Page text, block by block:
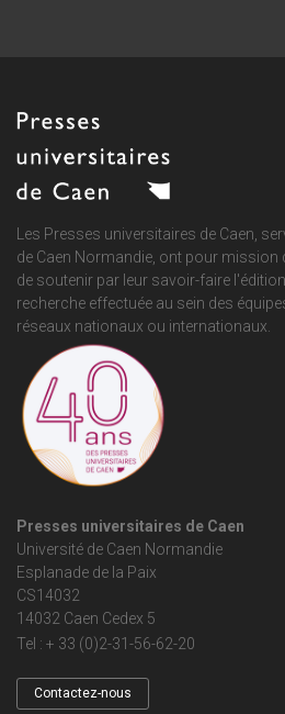
Les Presses universitaires de Caen,
de Caen Normandie, ont pour mission
de soutenir par leur savoir-faire
recherche effectuée au sein des
réseaux nationaux ou internationaux.
Presses universitaires de Caen
Université de Caen Normandie
Esplanade de la Paix
CS14032
14032 Caen Cedex 5
Tel : + 33 (0)2-31-56-62-20
Contactez-nous